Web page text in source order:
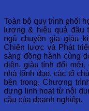
Toàn bộ quy trình phối
lượng & hiệu quả đầu
ngũ chuyên gia giàu
Chiến lược và Phát
sàng đồng hành cùng
diện, giàu tính đổi
nhà lãnh đạo, các tổ
bên trong. Chương
dựng linh hoạt từ nội
cầu của doanh nghiệp.